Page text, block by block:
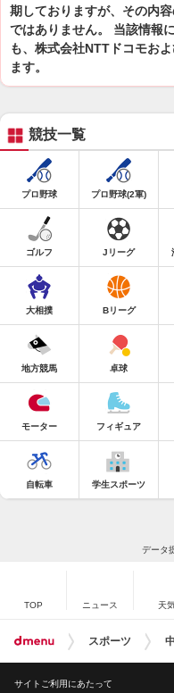
期しておりますが、その内
ではありません。 当該情報
も、株式会社NTTドコモお
ます。
競技一覧
プロ野球 プロ野球(2軍)
ゴルフ Jリーグ
大相撲 Bリーグ
地方競馬 卓球
モーター フィギュア
自転車 学生スポーツ
データ
TOP ニュース 天
スポーツ
サイトご利用にあたって